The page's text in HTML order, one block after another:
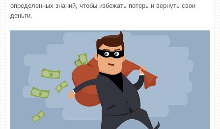
определенных знаний, чтобы избежать потерь и вернуть свои
деньги.